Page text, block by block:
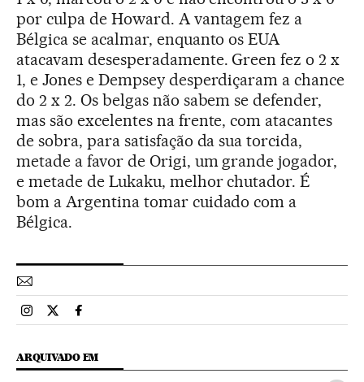
por culpa de Howard. A vantagem fez a
Bélgica se acalmar, enquanto os EUA
atacavam desesperadamente. Green fez o 2 x
1, e Jones e Dempsey desperdiçaram a chance
do 2 x 2. Os belgas não sabem se defender,
mas são excelentes na frente, com atacantes
de sobra, para satisfação da sua torcida,
metade a favor de Origi, um grande jogador,
e metade de Lukaku, melhor chutador. É
bom a Argentina tomar cuidado com a
Bélgica.
Esportes El País Brasil en Instagram
Esportes El País Brasil en Twitter
Esportes El País Brasil en Facebook
ARQUIVADO EM